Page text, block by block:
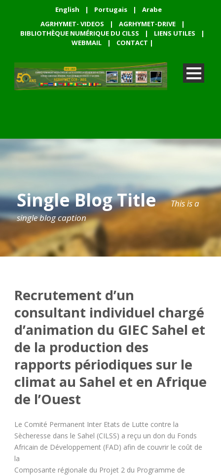
English | Portugais |
Arabe
AGRHYMET- VIDEOS
| AGRHYMET-DRIVE
|
BIBLIOTHÈQUE NUMÉRIQUE DU CILSS
| LIENS UTILES
|
WEBMAIL
| CONTACT |
Single Blog Title
This is a
single blog caption
Recrutement d’un
consultant individuel chargé
d’animation du GIEС Sahel et
de la production des
rapports périodiques sur le
climat au Sahel et en Afrique
de l’Ouest
Le Comité Permanent Inter Etats de Lutte contre la
Sècheresse dans le Sahel (CILSS) a reçu un don du Fonds
Africain de Développement (FAD) afin de couvrir le coût de
la
Composante régionale du Projet 2 du Programme de